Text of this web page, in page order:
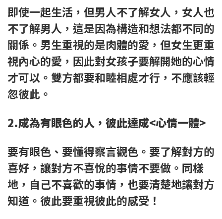
即使一起生活，但男人不了解女人，女人也
不了解男人，這是因為構造和想法都不同的
關係。男生重視的是肉體的愛，但女生更重
視內心的愛，因此對女孩子要解開她的心情
才可以。雙方都要和睦相處才行，不應該輕
忽彼此。
2.成為有眼色的人，彼此達成<心情一體>
要有眼色、要懂得察言觀色。要了解對方的
喜好，讓對方不喜悅的事情不要做。同樣
地，自己不喜歡的事情，也要清楚地讓對方
知道。彼此要重視彼此的感受！